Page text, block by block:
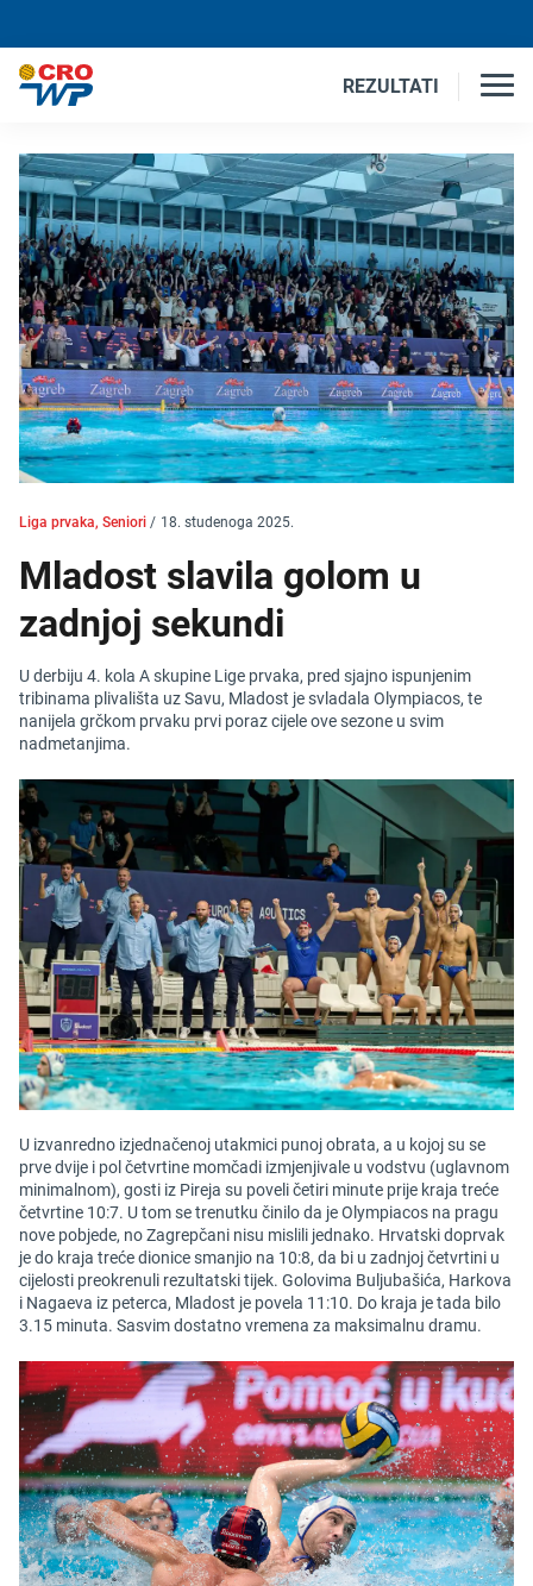
REZULTATI
Liga prvaka, Seniori / 18. studenoga 2025.
Mladost slavila golom u
zadnjoj sekundi
U derbiju 4. kola A skupine Lige prvaka, pred sjajno ispunjenim
tribinama plivališta uz Savu, Mladost je svladala Olympiacos, te
nanijela grčkom prvaku prvi poraz cijele ove sezone u svim
nadmetanjima.
U izvanredno izjednačenoj utakmici punoj obrata, a u kojoj su se
prve dvije i pol četvrtine momčadi izmjenjivale u vodstvu (uglavnom
minimalnom), gosti iz Pireja su poveli četiri minute prije kraja treće
četvrtine 10:7. U tom se trenutku činilo da je Olympiacos na pragu
nove pobjede, no Zagrepčani nisu mislili jednako. Hrvatski doprvak
je do kraja treće dionice smanjio na 10:8, da bi u zadnjoj četvrtini u
cijelosti preokrenuli rezultatski tijek. Golovima Buljubašića, Harkova
i Nagaeva iz peterca, Mladost je povela 11:10. Do kraja je tada bilo
3.15 minuta. Sasvim dostatno vremena za maksimalnu dramu.